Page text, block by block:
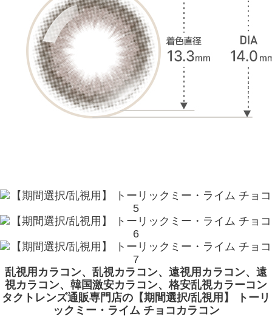
乱視用カラコン、乱視カラコン、遠視用カラコン、遠
視カラコン、韓国激安カラコン、格安乱視カラーコン
タクトレンズ通販専門店の【期間選択/乱視用】 トーリ
ックミー・ライム チョコカラコン